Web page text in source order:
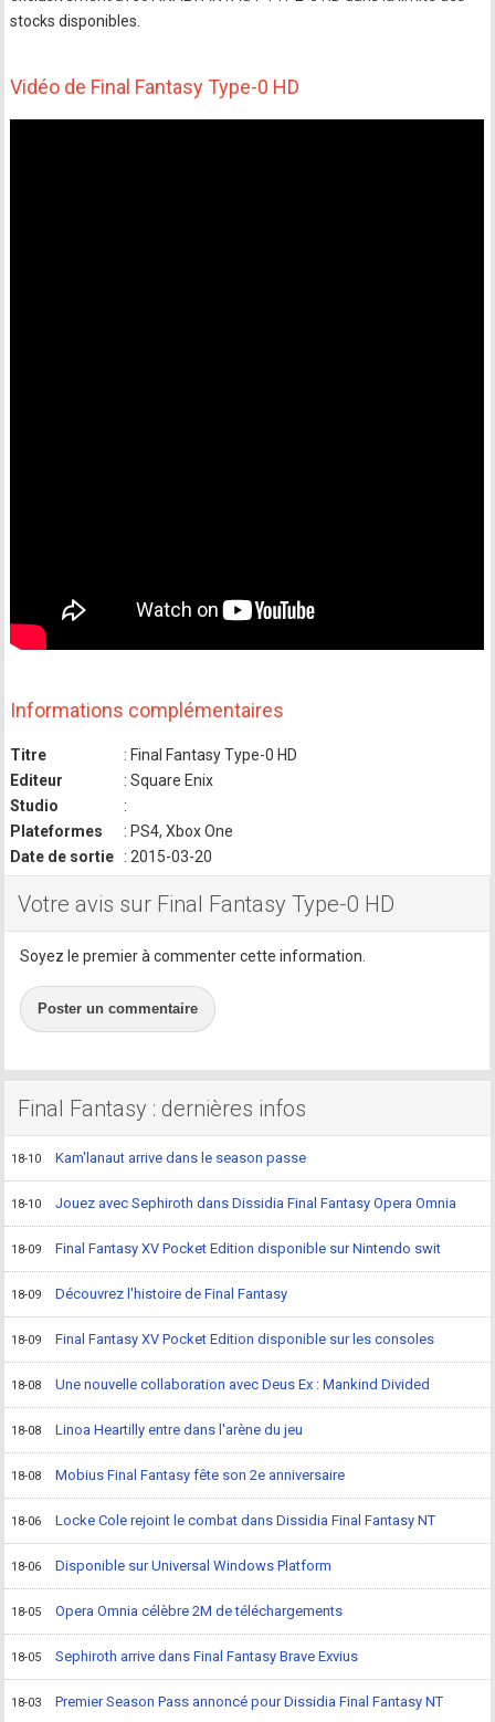
stocks disponibles.
Vidéo de Final Fantasy Type-0 HD
Informations complémentaires
Titre
: Final Fantasy Type-0 HD
Editeur
: Square Enix
Studio
:
Plateformes
: PS4, Xbox One
Date de sortie
: 2015-03-20
Votre avis sur Final Fantasy Type-0 HD
Soyez le premier à commenter cette information.
Poster un commentaire
Final Fantasy : dernières infos
18-10 Kam'lanaut arrive dans le season passe
18-10 Jouez avec Sephiroth dans Dissidia Final Fantasy Opera Omnia
18-09 Final Fantasy XV Pocket Edition disponible sur Nintendo swit
18-09 Découvrez l'histoire de Final Fantasy
18-09 Final Fantasy XV Pocket Edition disponible sur les consoles
18-08 Une nouvelle collaboration avec Deus Ex : Mankind Divided
18-08 Linoa Heartilly entre dans l'arène du jeu
18-08 Mobius Final Fantasy fête son 2e anniversaire
18-06 Locke Cole rejoint le combat dans Dissidia Final Fantasy NT
18-06 Disponible sur Universal Windows Platform
18-05 Opera Omnia célèbre 2M de téléchargements
18-05 Sephiroth arrive dans Final Fantasy Brave Exvius
18-03 Premier Season Pass annoncé pour Dissidia Final Fantasy NT